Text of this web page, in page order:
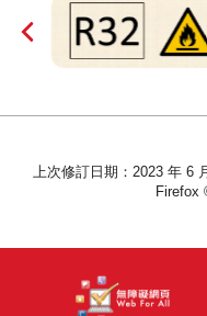
上次修訂日期：2023 年 6
Firefox